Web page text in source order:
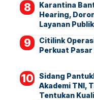
Karantina
Hearing,
Layanan Publik
Citilink
Perkuat Pasar
Sidang
Akademi TNI,
Tentukan